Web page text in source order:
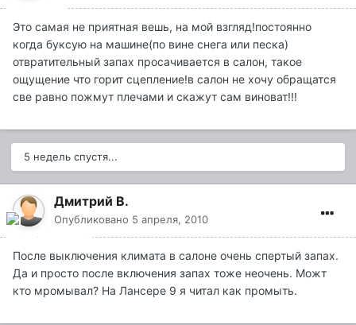
Это самая не приятная вешь, на мой взгляд!постоянно
когда буксую на машине(по вине снега или песка)
отвратительный запах просачивается в салон, такое
ощущение что горит сцепление!в салон не хочу обращатся
све равно пожмут плечами и скажут сам виноват!!!
5 недель спустя...
Дмитрий В.
Опубликовано 5 апреля, 2010
После выключения климата в салоне очень спертый запах.
Да и просто после включения запах тоже неочень. Можт
кто мромывал? На Лансере 9 я читал как промыть.